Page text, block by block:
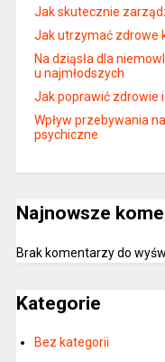
Jak skutecznie
Jak utrzymać zdrowe
Na dziąsła dla
u najmłodszych
Jak poprawić zdrowie
Wpływ przebywania
psychiczne
Najnowsze
Brak komentarzy do
Kategorie
Bez kategorii